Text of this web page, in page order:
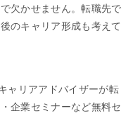
欠かせません。転職先で
のキャリア形成も考えて
ャリアアドバイザーが転
企業セミナーなど無料セ